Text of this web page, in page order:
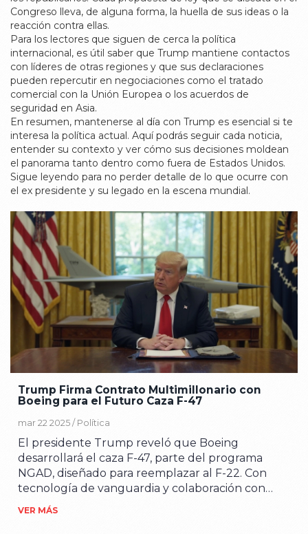
Congreso lleva, de alguna forma, la huella de sus ideas o la
reacción contra ellas.
Para los lectores que siguen de cerca la política
internacional, es útil saber que Trump mantiene contactos
con líderes de otras regiones y que sus declaraciones
pueden repercutir en negociaciones como el tratado
comercial con la Unión Europea o los acuerdos de
seguridad en Asia.
En resumen, mantenerse al día con Trump es esencial si te
interesa la política actual. Aquí podrás seguir cada noticia,
entender su contexto y ver cómo sus decisiones moldean
el panorama tanto dentro como fuera de Estados Unidos.
Sigue leyendo para no perder detalle de lo que ocurre con
el ex presidente y su legado en la escena mundial.
Trump Firma Contrato Multimillonario con
Boeing para el Futuro Caza F-47
mar 22 2025 / Política
El presidente Trump reveló que Boeing
desarrollará el caza F-47, parte del programa
NGAD, diseñado para reemplazar al F-22. Con
tecnología de vanguardia y colaboración con
drones, pretende contrarrestar amenazas de
VER MÁS